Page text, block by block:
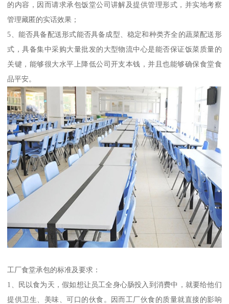
的内容，因而请求承包饭堂公司讲解及提供管理形式，并实地考察
管理藏匿的实话效果；
5、能否具备配送形式能否具备成型、稳定和种类齐全的蔬菜配送形
式，具备集中采购大量批发的大型物流中心是能否保证饭菜质量的
关键，能够很大水平上降低公司开支本钱，并且也能够确保食堂食
品平安。
工厂食堂承包的标准及要求：
1、民以食为天，假如想让员工全身心肠投入到消费中，就要给他们
提供卫生、美味、可口的伙食。因而工厂伙食的质量就直接的影响